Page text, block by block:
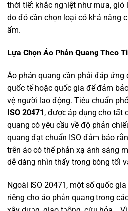
thời tiết khắc nghiệt như mưa, gió
do đó cần chọn loại có khả năng
ấm.
Lựa Chọn Áo Phản Quang Theo
Áo phản quang cần phải đáp ứng
quốc tế hoặc quốc gia để đảm
vệ người lao động. Tiêu chuẩn
ISO 20471, được áp dụng cho tất
quang có yêu cầu về độ phản
quang đạt chuẩn ISO đảm bảo
trên áo có thể phản xạ ánh sáng
dễ dàng nhìn thấy trong bóng tối
Ngoài ISO 20471, một số quốc
riêng cho áo phản quang trong